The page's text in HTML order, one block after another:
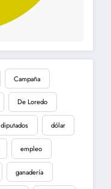
Campaña
De Loredo
diputados dólar
empleo
ganadería